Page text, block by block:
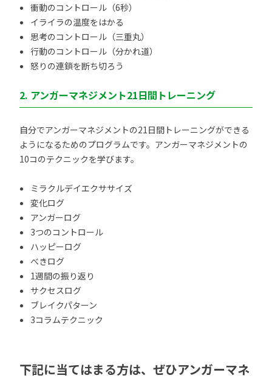
衝動のコントロール（6秒）
イライラの温度をはかる
思考のコントロール（三重丸）
行動のコントロール（分かれ道）
怒りの連鎖を断ち切ろう
2. アンガーマネジメント21日間トレーニング
自分でアンガーマネジメントの21日間トレーニングができる
ようになるためのプログラムです。アンガーマネジメントの
10コのテクニックを学びます。
ミラクルデイエクササイズ
変化ログ
アンガーログ
3つのコントロール
ハッピーログ
べきログ
1週間の振り返り
サクセスログ
ブレイクパターン
3コラムテクニック
下記に当てはまる方は、ぜひアンガーマネ